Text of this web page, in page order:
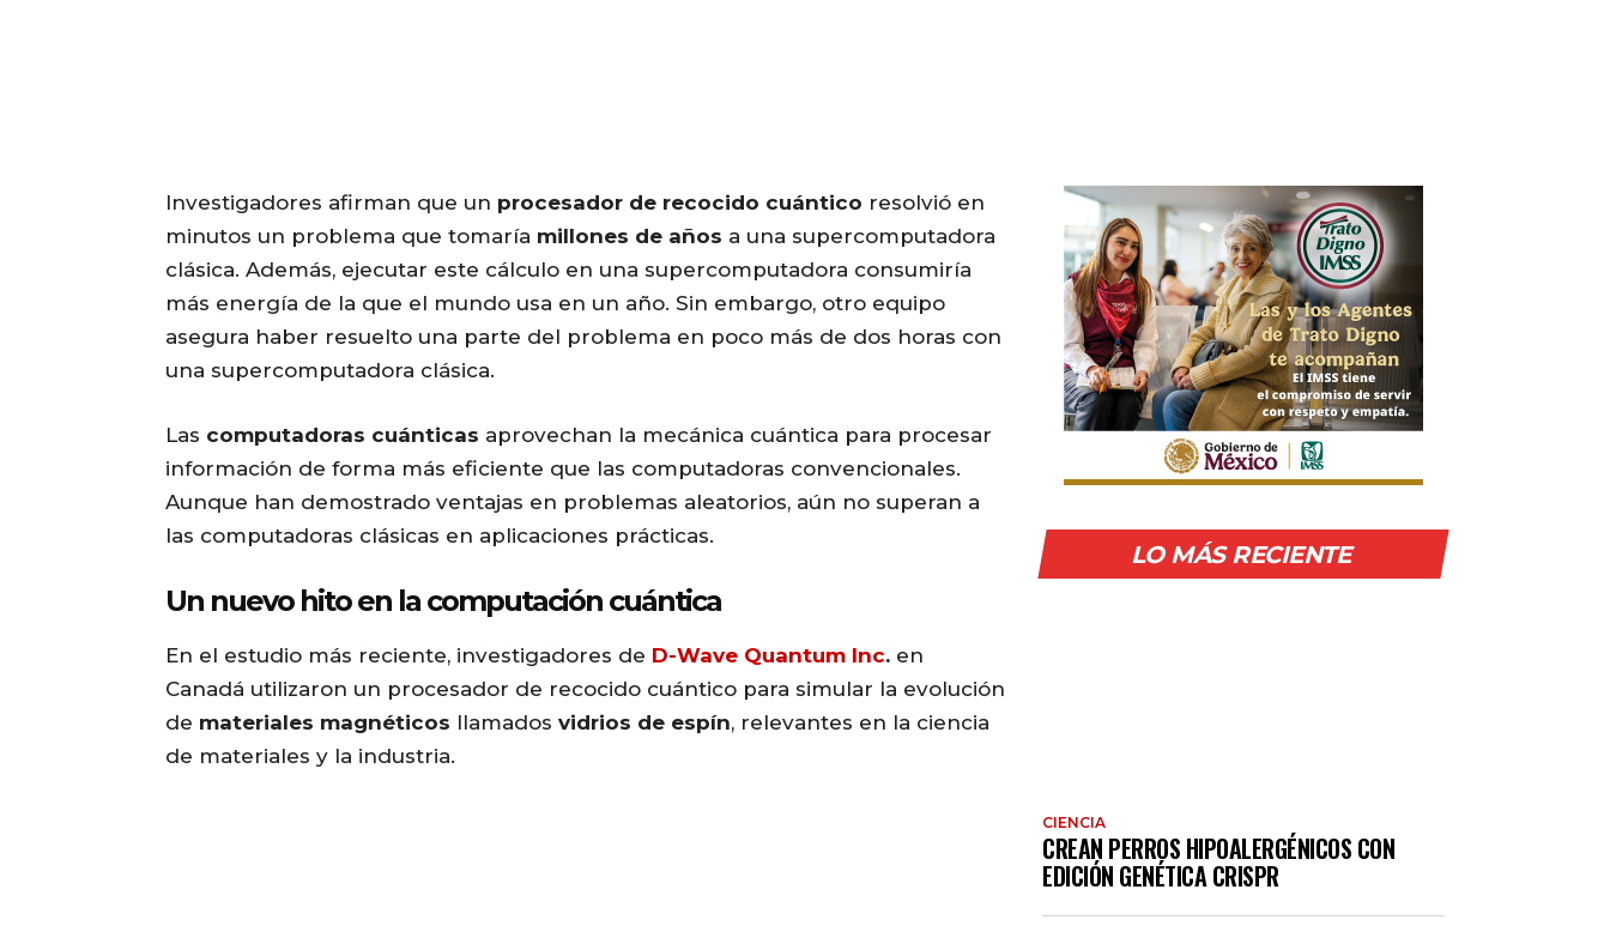
Investigadores afirman que un procesador de recocido cuántico resolvió en
minutos un problema que tomaría millones de años a una supercomputadora
clásica. Además, ejecutar este cálculo en una supercomputadora consumiría
más energía de la que el mundo usa en un año. Sin embargo, otro equipo
asegura haber resuelto una parte del problema en poco más de dos horas con
una supercomputadora clásica.
Las computadoras cuánticas aprovechan la mecánica cuántica para procesar
información de forma más eficiente que las computadoras convencionales.
Aunque han demostrado ventajas en problemas aleatorios, aún no superan a
las computadoras clásicas en aplicaciones prácticas.
Un nuevo hito en la computación cuántica
En el estudio más reciente, investigadores de D-Wave Quantum Inc. en
Canadá utilizaron un procesador de recocido cuántico para simular la evolución
de materiales magnéticos llamados vidrios de espín, relevantes en la ciencia
de materiales y la industria.
LO MÁS RECIENTE
CIENCIA
CREAN PERROS HIPOALERGÉNICOS CON
EDICIÓN GENÉTICA CRISPR